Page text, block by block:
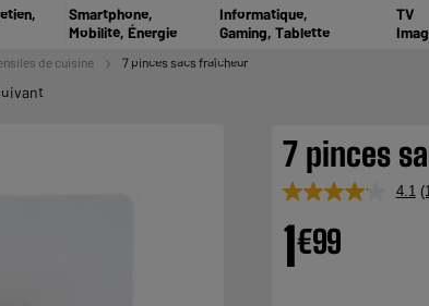
Smartphone,
Mobilité, Énergie
Informatique,
Gaming, Tablette
TV
de cuisine 7 pinces sacs fraîcheur
7 pinces
4.1
1€99